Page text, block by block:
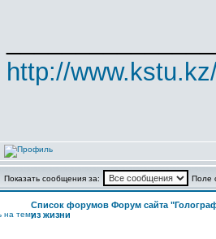
http://
Показать сообщения за: Поле
Список форумов Форум сайта
из жизни